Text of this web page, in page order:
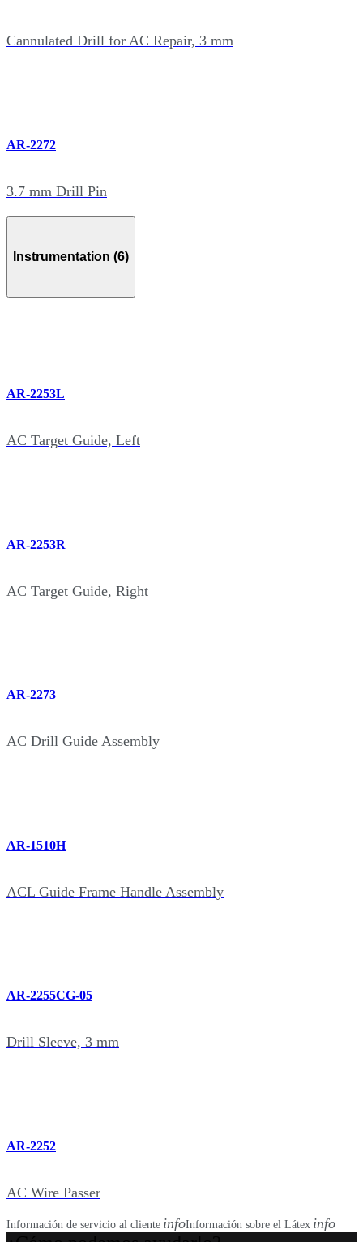
Cannulated Drill for AC Repair, 3 mm
AR-2272
3.7 mm Drill Pin
Instrumentation (6)
AR-2253L
AC Target Guide, Left
AR-2253R
AC Target Guide, Right
AR-2273
AC Drill Guide Assembly
AR-1510H
ACL Guide Frame Handle Assembly
AR-2255CG-05
Drill Sleeve, 3 mm
AR-2252
AC Wire Passer
Información de servicio al cliente infoInformación sobre el Látex info